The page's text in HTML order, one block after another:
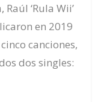
‘Rula Wii’
en 2019
canciones,
dos singles: